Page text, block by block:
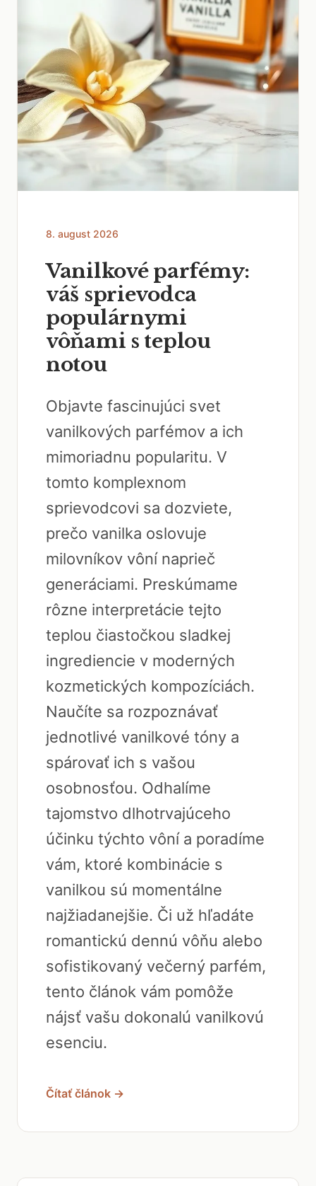
8. august 2026
Vanilkové parfémy:
váš sprievodca
populárnymi
vôňami s teplou
notou
Objavte fascinujúci svet
vanilkových parfémov a ich
mimoriadnu popularitu. V
tomto komplexnom
sprievodcovi sa dozviete,
prečo vanilka oslovuje
milovníkov vôní naprieč
generáciami. Preskúmame
rôzne interpretácie tejto
teplou čiastočkou sladkej
ingrediencie v moderných
kozmetických kompozíciách.
Naučíte sa rozpoznávať
jednotlivé vanilkové tóny a
spárovať ich s vašou
osobnosťou. Odhalíme
tajomstvo dlhotrvajúceho
účinku týchto vôní a poradíme
vám, ktoré kombinácie s
vanilkou sú momentálne
najžiadanejšie. Či už hľadáte
romantickú dennú vôňu alebo
sofistikovaný večerný parfém,
tento článok vám pomôže
nájsť vašu dokonalú vanilkovú
esenciu.
Čítať článok →